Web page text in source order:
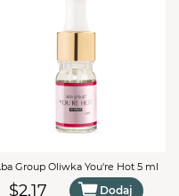
Group Oliwka You're Hot 5 ml
$2,17 Dodaj